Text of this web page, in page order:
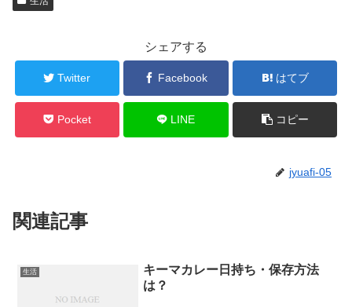
シェアする
Twitter Facebook はてブ
Pocket LINE コピー
jyuafi-05
関連記事
生活
キーマカレー日持ち・保存方法
は？